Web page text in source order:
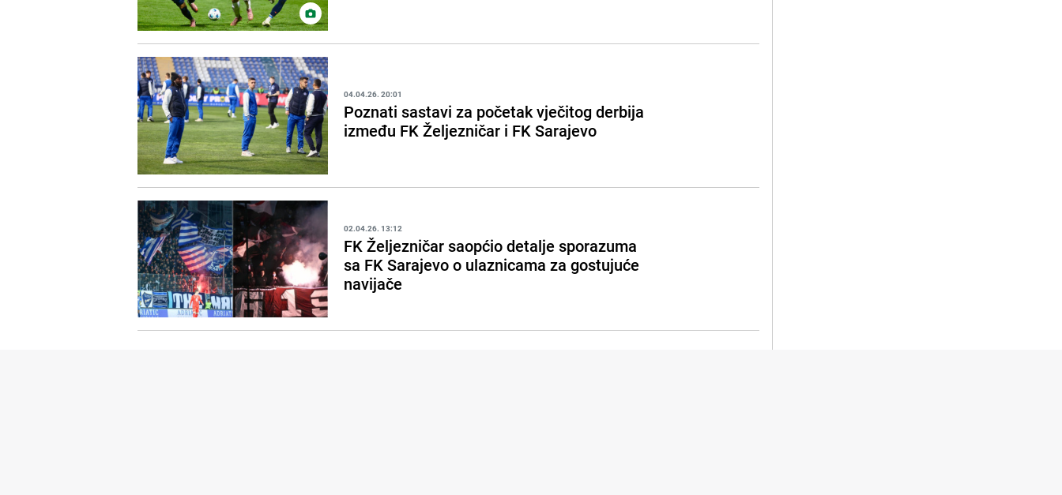
04.04.26. 20:01
Poznati sastavi za početak vječitog derbija
između FK Željezničar i FK Sarajevo
02.04.26. 13:12
FK Željezničar saopćio detalje sporazuma
sa FK Sarajevo o ulaznicama za gostujuće
navijače